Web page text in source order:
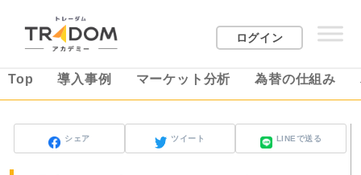
ログイン
Top 導入事例 マーケット分析 為替の仕組み
シェア ツイート LINEで送る